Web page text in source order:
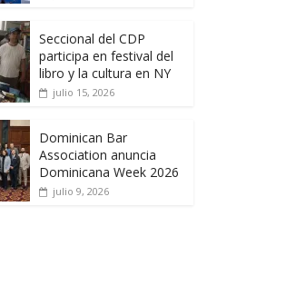
Seccional del CDP
participa en festival del
libro y la cultura en NY
julio 15, 2026
Dominican Bar
Association anuncia
Dominicana Week 2026
julio 9, 2026